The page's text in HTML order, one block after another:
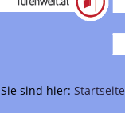
Sie sind hier: Startseite